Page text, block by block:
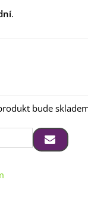
.
bude